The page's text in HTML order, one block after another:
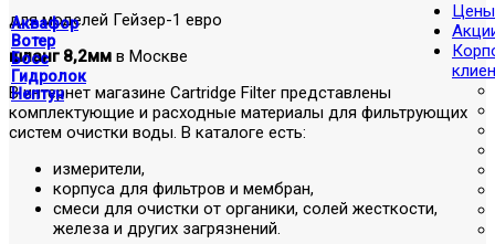
Аквафор
Вотер
Босс
Гидролок
Нептун
Цены
для моделей Гейзер-1 евро
шланг 8,2мм в Москве
В интернет магазине Cartridge Filter представлены
комплектующие и расходные материалы для фильтрующих
систем очистки воды. В каталоге есть:
измерители,
корпуса для фильтров и мембран,
смеси для очистки от органики, солей жесткости,
железа и других загрязнений.